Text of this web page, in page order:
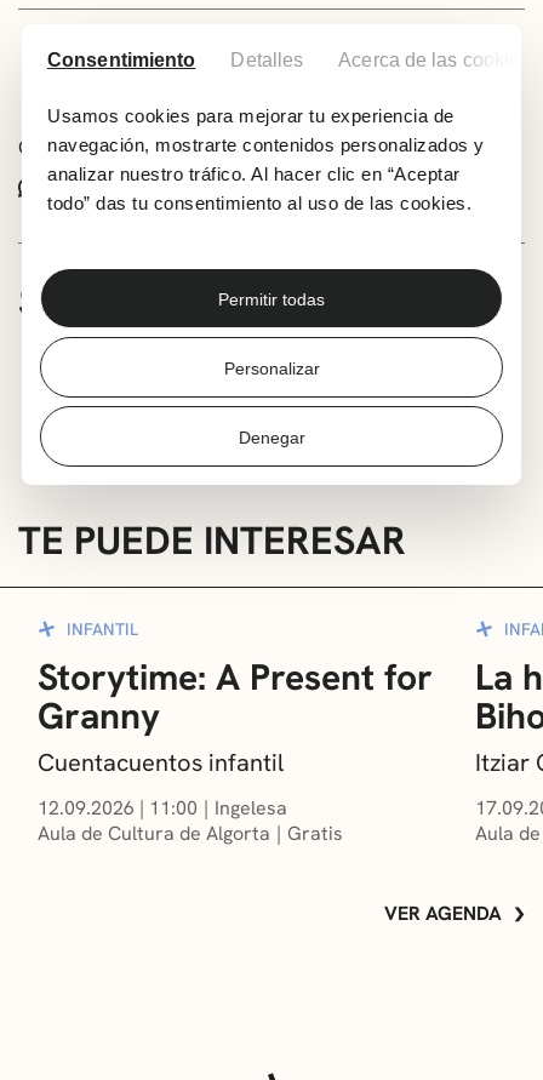
Consentimiento Detalles Acerca de las cookies
Usamos cookies para mejorar tu experiencia de
navegación, mostrarte contenidos personalizados y
analizar nuestro tráfico. Al hacer clic en “Aceptar
todo” das tu consentimiento al uso de las cookies.
Permitir todas
Personalizar
Denegar
Añadir a tu calendario
Comparte este evento:
Whatsapp
Facebook X
SOBRE LA ACTIVIDAD
Proyección dinamizada con pianista en directo.
TE PUEDE INTERESAR
INFANTIL
Storytime: A Present for
Granny
Cuentacuentos infantil
12.09.2026 | 11:00
Ingelesa
Aula de Cultura de Algorta
Gratis
La
Itziar
Aula
VER AGENDA